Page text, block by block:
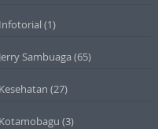
Infotorial (1)
Jerry Sambuaga (65)
Kesehatan (27)
Kotamobagu (3)